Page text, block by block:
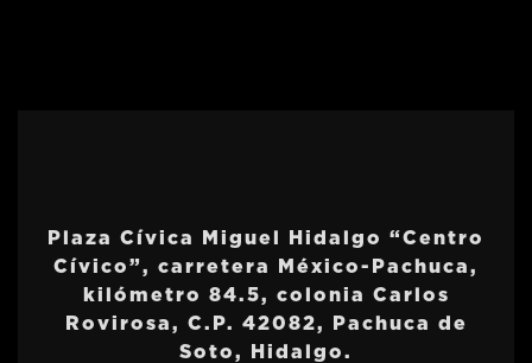
Plaza Cívica Miguel Hidalgo “Centro
Cívico”, carretera México-Pachuca,
kilómetro 84.5, colonia Carlos
Rovirosa, C.P. 42082, Pachuca de
Soto, Hidalgo.